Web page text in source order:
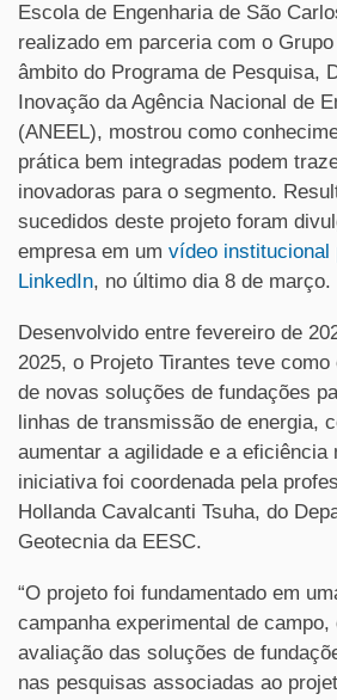
Escola de Engenharia de São
realizado em parceria com o
âmbito do Programa de Pesquisa,
Inovação da Agência Nacional de
(ANEEL), mostrou como
prática bem integradas podem
inovadoras para o segmento.
sucedidos deste projeto foram
empresa em um vídeo institucional
LinkedIn, no último dia 8 de março.
Desenvolvido entre fevereiro de
2025, o Projeto Tirantes teve
de novas soluções de fundações
linhas de transmissão de energia,
aumentar a agilidade e a eficiência
iniciativa foi coordenada pela
Hollanda Cavalcanti Tsuha, do
Geotecnia da EESC.
“O projeto foi fundamentado em
campanha experimental de campo,
avaliação das soluções de
nas pesquisas associadas ao